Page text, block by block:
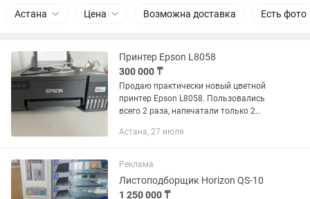
Астана Цена Возможна доставка Есть фото
Принтер Epson L8058
300 000 ₸
Продаю практически новый цветной
принтер Epson L8058. Пользовались
всего 2 раза, напечатали только 2
Подходит для сублимационной печати:
Астана, 27 июля
Реклама
Листоподборщик Horizon QS-10
1 250 000 ₸